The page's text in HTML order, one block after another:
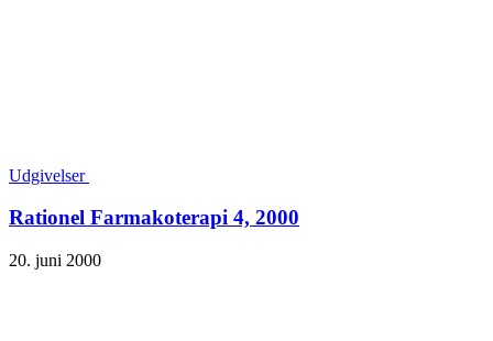
Udgivelser
Rationel Farmakoterapi 4, 2000
20. juni 2000